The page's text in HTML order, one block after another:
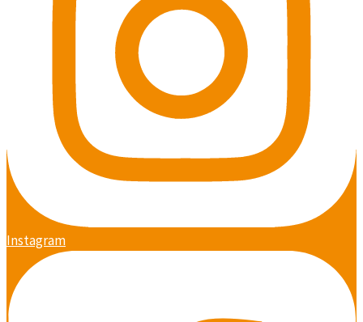
Instagram